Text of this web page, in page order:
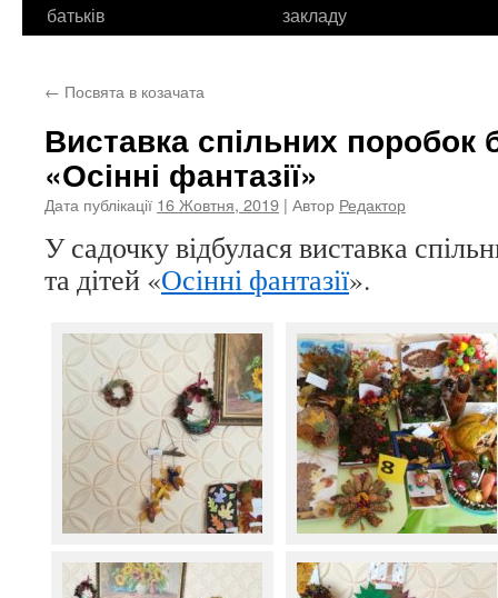
батьків
закладу
← Посвята в козачата
Виставка спільних поробок
«Осінні фантазії»
Дата публікації 16 Жовтня, 2019 | Автор Редактор
У садочку відбулася виставка
та дітей «Осінні фантазії».